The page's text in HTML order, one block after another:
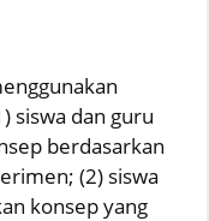
siswa dan guru
berdasarkan
(2) siswa
konsep yang